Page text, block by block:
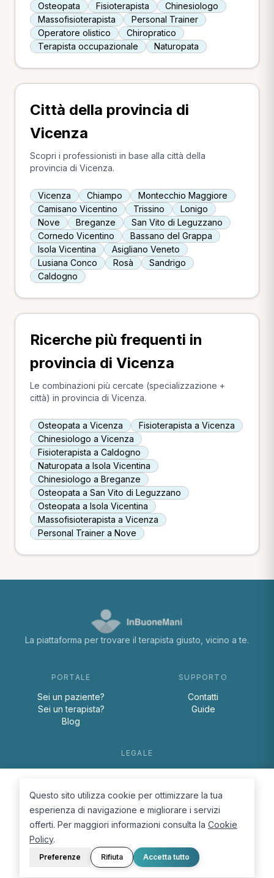
Osteopata Fisioterapista
Chinesiologo
Massofisioterapista
Personal Trainer
Operatore olistico
Chiropratico
Terapista occupazionale
Naturopata
Città della provincia di
Vicenza
Scopri i professionisti in base alla città della
provincia di Vicenza.
Vicenza Chiampo
Montecchio Maggiore
Camisano Vicentino
Trissino
Lonigo
Nove
Breganze
San Vito di Leguzzano
Cornedo Vicentino
Bassano del Grappa
Isola Vicentina
Asigliano Veneto
Lusiana Conco
Rosà
Sandrigo
Caldogno
Ricerche più frequenti in
provincia di Vicenza
Le combinazioni più cercate (specializzazione +
città) in provincia di Vicenza.
Osteopata a Vicenza
Fisioterapista a Vicenza
Chinesiologo a Vicenza
Fisioterapista a Caldogno
Naturopata a Isola Vicentina
Chinesiologo a Breganze
Osteopata a San Vito di Leguzzano
Osteopata a Isola Vicentina
Massofisioterapista a Vicenza
Personal Trainer a Nove
La piattaforma per trovare il terapista giusto, vicino a te.
PORTALE
Sei un paziente?
Sei un terapista?
Blog
SUPPORTO
Contatti
Guide
LEGALE
Cookie Policy
© 2026 D.Lab S.r.l. — InBuoneMani
Questo sito utilizza cookie per ottimizzare la tua
esperienza di navigazione e migliorare i servizi
offerti. Per maggiori informazioni consulta la Cookie
Policy.
Preferenze Rifiuta Accetta tutto